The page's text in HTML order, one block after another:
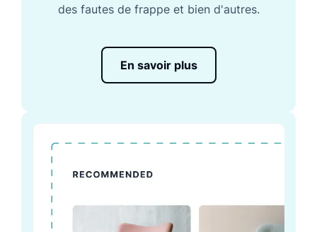
des fautes de frappe et bien d'autres.
En savoir plus